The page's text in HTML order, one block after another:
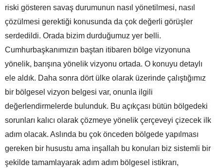
riski gösteren savaş durumunun nasıl yönetilmesi, nasıl
çözülmesi gerektiği konusunda da çok değerli görüşler
serdedildi. Orada bizim durduğumuz yer belli.
Cumhurbaşkanımızın baştan itibaren bölge vizyonuna
yönelik, barışına yönelik vizyonu ortada. O konuyu detaylı
ele aldık. Daha sonra dört ülke olarak üzerinde çalıştığımız
bir bölgesel vizyon belgesi var, onunla ilgili
değerlendirmelerde bulunduk. Bu açıkçası bütün bölgedeki
sorunları kalıcı olarak çözmeye yönelik çerçeveyi çizecek ilk
adım olacak. Aslında bu çok önceden bölgede yapılması
gereken bir husustu ama inşallah bu konuları biz sistemli bir
şekilde tamamlayarak adım adım bölgesel istikrarı,